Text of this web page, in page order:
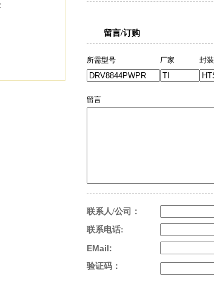
留言/订购
所需型号 厂家 封装
留言
联系人/公司：
联系电话:
EMail:
验证码：